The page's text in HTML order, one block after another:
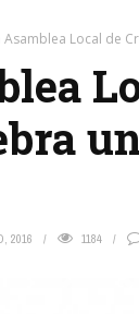
Asamblea Local de
2016 1184